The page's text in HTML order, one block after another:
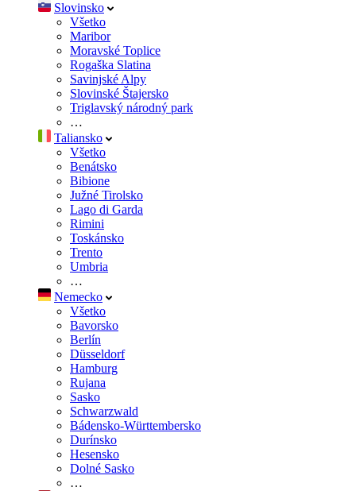
Slovinsko
Všetko
Maribor
Moravské Toplice
Rogaška Slatina
Savinjské Alpy
Slovinské Štajersko
Triglavský národný park
…
Taliansko
Všetko
Benátsko
Bibione
Južné Tirolsko
Lago di Garda
Rimini
Toskánsko
Trento
Umbria
…
Nemecko
Všetko
Bavorsko
Berlín
Düsseldorf
Hamburg
Rujana
Sasko
Schwarzwald
Bádensko-Württembersko
Durínsko
Hesensko
Dolné Sasko
…